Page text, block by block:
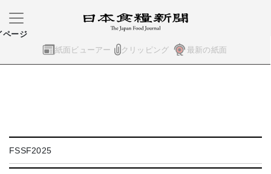
紙面ビューアー クリッピング 最新の紙面
ページ
FSSF2025